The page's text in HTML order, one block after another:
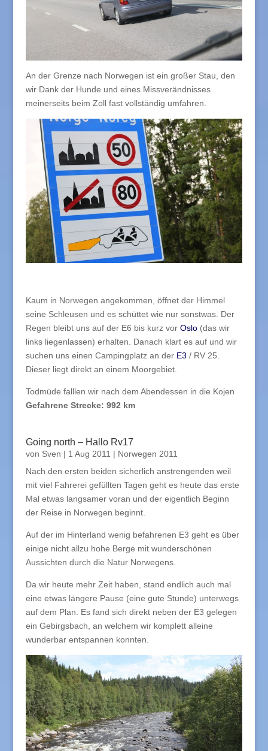
An der Grenze nach Norwegen ist ein großer Stau, den
wir Dank der Hunde und eines Missverändnisses
meinerseits beim Zoll fast vollständig umfahren.
Kaum in Norwegen angekommen, öffnet der Himmel
seine Schleusen und es schüttet wie nur sonstwas. Der
Regen bleibt uns auf der E6 bis kurz vor Oslo(das wir
links liegenlassen) erhalten. Danach klart es auf und wir
suchen uns einen Campingplatz an der E3 / RV 25.
Dieser liegt direkt an einem Moorgebiet.
Todmüde falllen wir nach dem Abendessen in die Kojen
Gefahrene Strecke: 992 km
Going north – Hallo Rv17
von Sven | 1 Aug 2011 | Norwegen 2011
Nach den ersten beiden sicherlich anstrengenden weil
mit viel Fahrerei gefüllten Tagen geht es heute das erste
Mal etwas langsamer voran und der eigentlich Beginn
der Reise in Norwegen beginnt.
Auf der im Hinterland wenig befahrenen E3 geht es über
einige nicht allzu hohe Berge mit wunderschönen
Aussichten durch die Natur Norwegens.
Da wir heute mehr Zeit haben, stand endlich auch mal
eine etwas längere Pause (eine gute Stunde) unterwegs
auf dem Plan. Es fand sich direkt neben der E3 gelegen
ein Gebirgsbach, an welchem wir komplett alleine
wunderbar entspannen konnten.